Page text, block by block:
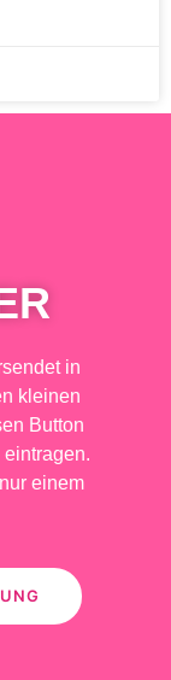
in
kleinen
Button
einem